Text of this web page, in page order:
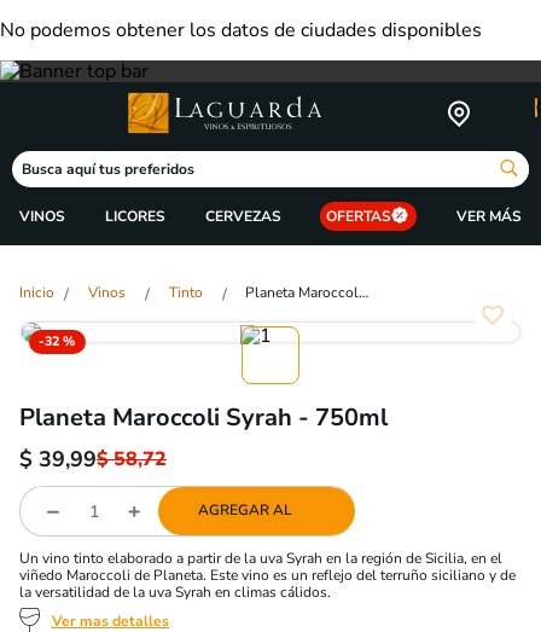
No podemos obtener los datos de ciudades disponibles
Busca aquí tus preferidos
VINOS LICORES CERVEZAS OFERTAS
Vinos Tinto Planeta Maroccoli Syrah - 750ml
-32 %
Planeta Maroccoli Syrah - 750ml
$58,72
$ 39,99
AGREGAR AL
Un vino tinto elaborado a partir de la uva Syrah en la región de Sicilia, en el
viñedo Maroccoli de Planeta. Este vino es un reflejo del terruño siciliano y de
la versatilidad de la uva Syrah en climas cálidos.
Ver mas detalles